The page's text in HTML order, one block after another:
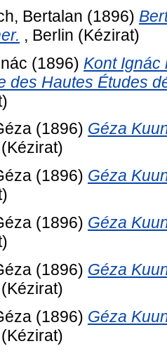
Bertalan (1896)
, Berlin (Kézirat)
(1896) Kont Ignác
des Hautes Études
(1896) Géza
(1896) Géza
(1896) Géza
(1896) Géza
(1896) Géza